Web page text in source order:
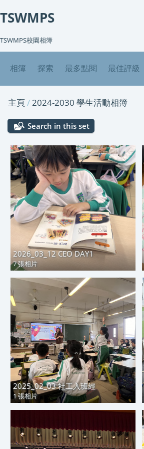
TSWMPS
TSWMPS校園相簿
相簿 探索 最多點閱 最佳評級
主頁/2024-2030 學生活動相簿
Search in this set
2026_03_12 CEO DAY1
7 張相片
2025_02_03 社工入班經
1 張相片